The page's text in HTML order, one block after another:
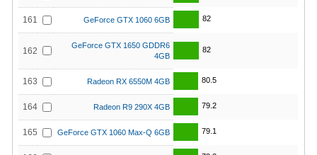
161 GeForce GTX 1060 6GB 82
162
GeForce GTX 1650 GDDR6
4GB
82
163 Radeon RX 6550M 4GB 80.5
164 Radeon R9 290X 4GB 79.2
165 GeForce GTX 1060 Max-Q 6GB 79.1